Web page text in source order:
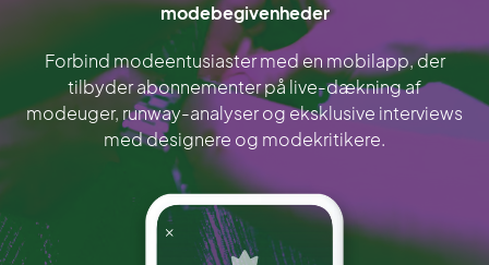
modebegivenheder
Forbind modeentusiaster med en mobilapp, der
tilbyder abonnementer på live-dækning af
modeuger, runway-analyser og eksklusive interviews
med designere og modekritikere.